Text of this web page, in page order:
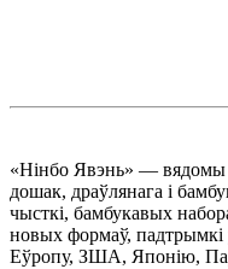
«Нінбо Явэнь» — вядомы
дошак, драўлянага і
чысткі, бамбукавых
новых формаў, падтрымкі
Еўропу, ЗША, Японію,